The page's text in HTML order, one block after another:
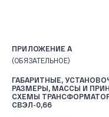
ПРИЛОЖЕНИЕ А
(ОБЯЗАТЕЛЬНОЕ)
ГАБАРИТНЫЕ,
РАЗМЕРЫ, МАССЫ И
СХЕМЫ
СВЭЛ-0,66